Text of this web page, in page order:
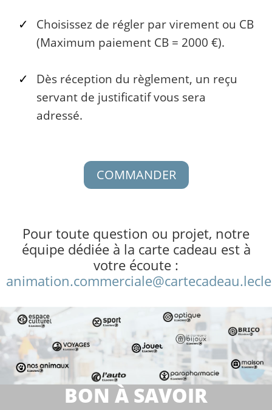
Choisissez de régler par virement ou CB
(Maximum paiement CB = 2000 €).
Dès réception du règlement, un reçu
servant de justificatif vous sera
adressé.
COMMANDER
Pour toute question ou projet, notre
équipe dédiée à la carte cadeau est à
votre écoute :
BON À SAVOIR